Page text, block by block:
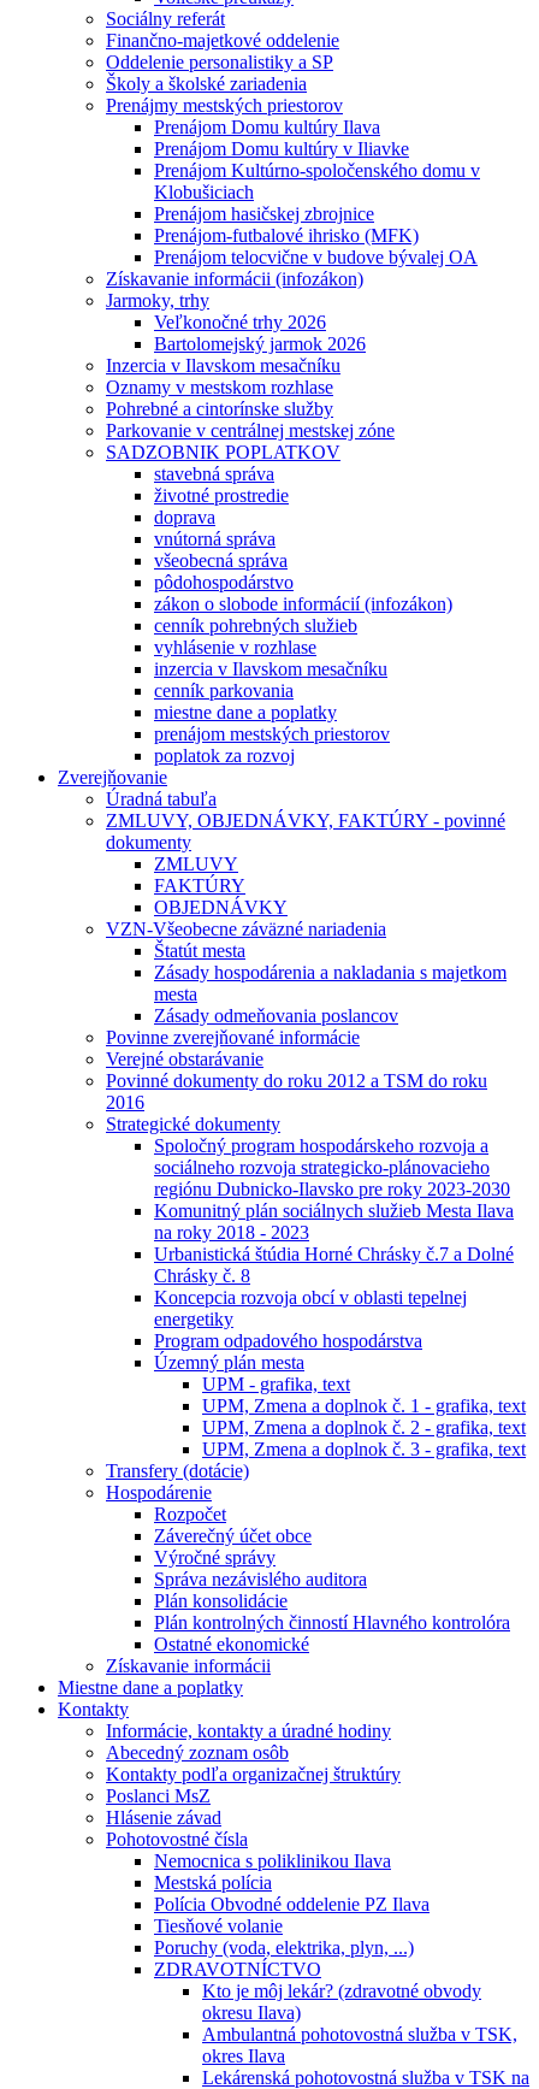
Sociálny referát
Finančno-majetkové oddelenie
Oddelenie personalistiky a SP
Školy a školské zariadenia
Prenájmy mestských priestorov
Prenájom Domu kultúry Ilava
Prenájom Domu kultúry v Iliavke
Prenájom Kultúrno-spoločenského domu v
Klobušiciach
Prenájom hasičskej zbrojnice
Prenájom-futbalové ihrisko (MFK)
Prenájom telocvične v budove bývalej OA
Získavanie informácii (infozákon)
Jarmoky, trhy
Veľkonočné trhy 2026
Bartolomejský jarmok 2026
Inzercia v Ilavskom mesačníku
Oznamy v mestskom rozhlase
Pohrebné a cintorínske služby
Parkovanie v centrálnej mestskej zóne
SADZOBNIK POPLATKOV
stavebná správa
životné prostredie
doprava
vnútorná správa
všeobecná správa
pôdohospodárstvo
zákon o slobode informácií (infozákon)
cenník pohrebných služieb
vyhlásenie v rozhlase
inzercia v Ilavskom mesačníku
cenník parkovania
miestne dane a poplatky
prenájom mestských priestorov
poplatok za rozvoj
Zverejňovanie
Úradná tabuľa
ZMLUVY, OBJEDNÁVKY, FAKTÚRY - povinné
dokumenty
ZMLUVY
FAKTÚRY
OBJEDNÁVKY
VZN-Všeobecne záväzné nariadenia
Štatút mesta
Zásady hospodárenia a nakladania s majetkom
mesta
Zásady odmeňovania poslancov
Povinne zverejňované informácie
Verejné obstarávanie
Povinné dokumenty do roku 2012 a TSM do roku
2016
Strategické dokumenty
Spoločný program hospodárskeho rozvoja a
sociálneho rozvoja strategicko-plánovacieho
regiónu Dubnicko-Ilavsko pre roky 2023-2030
Komunitný plán sociálnych služieb Mesta Ilava
na roky 2018 - 2023
Urbanistická štúdia Horné Chrásky č.7 a Dolné
Chrásky č. 8
Koncepcia rozvoja obcí v oblasti tepelnej
energetiky
Program odpadového hospodárstva
Územný plán mesta
UPM - grafika, text
UPM, Zmena a doplnok č. 1 - grafika, text
UPM, Zmena a doplnok č. 2 - grafika, text
UPM, Zmena a doplnok č. 3 - grafika, text
Transfery (dotácie)
Hospodárenie
Rozpočet
Záverečný účet obce
Výročné správy
Správa nezávislého auditora
Plán konsolidácie
Plán kontrolných činností Hlavného kontrolóra
Ostatné ekonomické
Získavanie informácii
Miestne dane a poplatky
Kontakty
Informácie, kontakty a úradné hodiny
Abecedný zoznam osôb
Kontakty podľa organizačnej štruktúry
Poslanci MsZ
Hlásenie závad
Pohotovostné čísla
Nemocnica s poliklinikou Ilava
Mestská polícia
Polícia Obvodné oddelenie PZ Ilava
Tiesňové volanie
Poruchy (voda, elektrika, plyn, ...)
ZDRAVOTNÍCTVO
Kto je môj lekár? (zdravotné obvody
okresu Ilava)
Ambulantná pohotovostná služba v TSK,
okres Ilava
Lekárenská pohotovostná služba v TSK na